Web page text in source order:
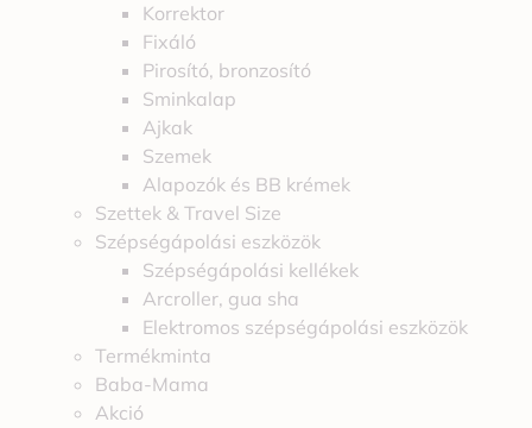
Korrektor
Fixáló
Pirosító, bronzosító
Sminkalap
Ajkak
Szemek
Alapozók és BB krémek
Szettek & Travel Size
Szépségápolási eszközök
Szépségápolási kellékek
Arcroller, gua sha
Elektromos szépségápolási eszközök
Termékminta
Baba-Mama
Akció